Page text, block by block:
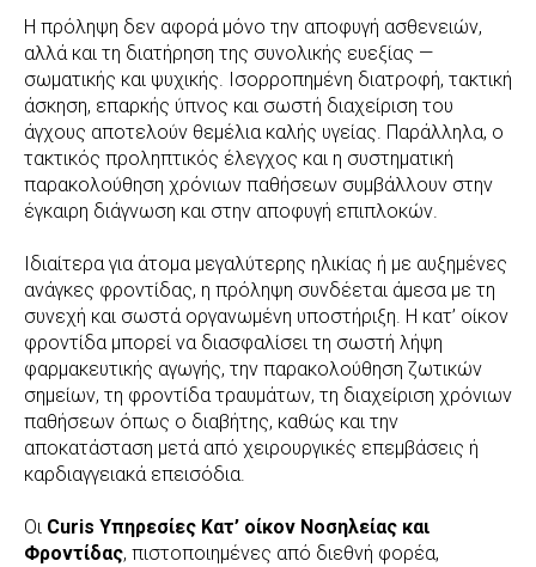
Η πρόληψη δεν αφορά μόνο την αποφυγή ασθενειών,
αλλά και τη διατήρηση της συνολικής ευεξίας —
σωματικής και ψυχικής. Ισορροπημένη διατροφή, τακτική
άσκηση, επαρκής ύπνος και σωστή διαχείριση του
άγχους αποτελούν θεμέλια καλής υγείας. Παράλληλα, ο
τακτικός προληπτικός έλεγχος και η συστηματική
παρακολούθηση χρόνιων παθήσεων συμβάλλουν στην
έγκαιρη διάγνωση και στην αποφυγή επιπλοκών.
Ιδιαίτερα για άτομα μεγαλύτερης ηλικίας ή με αυξημένες
ανάγκες φροντίδας, η πρόληψη συνδέεται άμεσα με τη
συνεχή και σωστά οργανωμένη υποστήριξη. Η κατ’ οίκον
φροντίδα μπορεί να διασφαλίσει τη σωστή λήψη
φαρμακευτικής αγωγής, την παρακολούθηση ζωτικών
σημείων, τη φροντίδα τραυμάτων, τη διαχείριση χρόνιων
παθήσεων όπως ο διαβήτης, καθώς και την
αποκατάσταση μετά από χειρουργικές επεμβάσεις ή
καρδιαγγειακά επεισόδια.
Οι Curis Υπηρεσίες Κατ’ οίκον Νοσηλείας και
Φροντίδας, πιστοποιημένες από διεθνή φορέα,